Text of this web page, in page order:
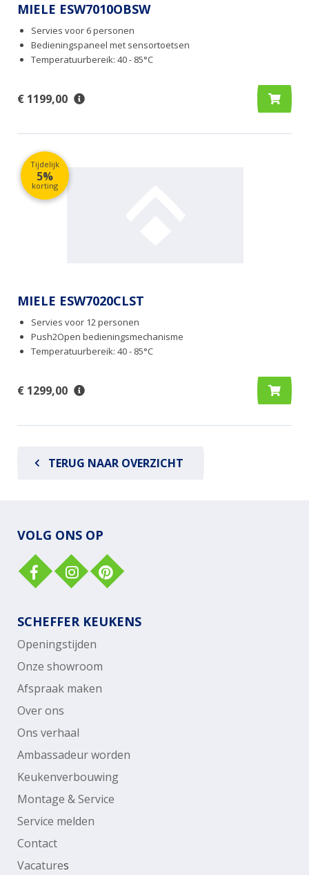
MIELE ESW7010OBSW
Servies voor 6 personen
Bedieningspaneel met sensortoetsen
Temperatuurbereik: 40 - 85°C
€ 1199,00
Tijdelijk
5%
korting
MIELE ESW7020CLST
Servies voor 12 personen
Push2Open bedieningsmechanisme
Temperatuurbereik: 40 - 85°C
€ 1299,00
TERUG NAAR OVERZICHT
VOLG ONS OP
SCHEFFER KEUKENS
Openingstijden
Onze showroom
Afspraak maken
Over ons
Ons verhaal
Ambassadeur worden
Keukenverbouwing
Montage & Service
Service melden
Contact
Vacatures